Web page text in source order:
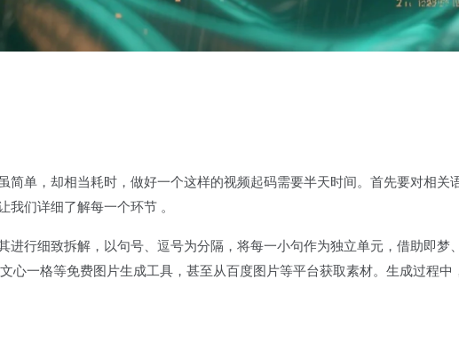
单，却相当耗时，做好一个这样的视频起码需要半天时间。首先要对相关
们详细了解每一个环节 。
进行细致拆解，以句号、逗号为分隔，将每一小句作为独立单元，借助即
心一格等免费图片生成工具，甚至从百度图片等平台获取素材。生成过程